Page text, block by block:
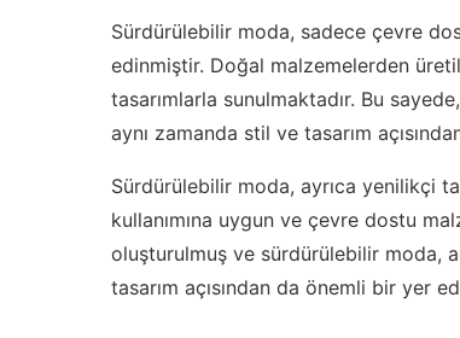
Sürdürülebilir moda, sadece çevre
edinmiştir. Doğal malzemelerden
tasarımlarla sunulmaktadır. Bu
aynı zamanda stil ve tasarım
Sürdürülebilir moda, ayrıca yenilikçi
kullanımına uygun ve çevre dostu
oluşturulmuş ve sürdürülebilir moda,
tasarım açısından da önemli bir yer